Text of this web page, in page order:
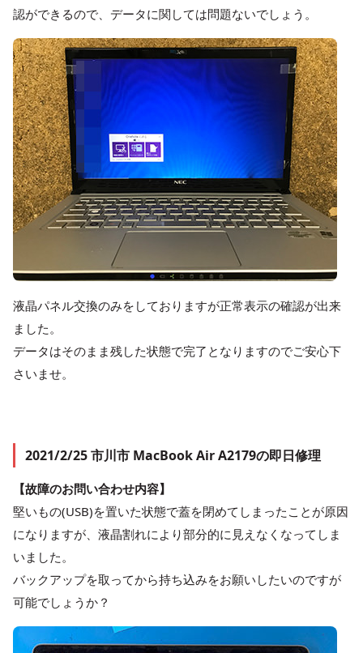
認ができるので、データに関しては問題ないでしょう。
液晶パネル交換のみをしておりますが正常表示の確認が出来
ました。
データはそのまま残した状態で完了となりますのでご安心下
さいませ。
2021/2/25 市川市 MacBook Air A2179の即日修理
【故障のお問い合わせ内容】
堅いもの(USB)を置いた状態で蓋を閉めてしまったことが原因
になりますが、液晶割れにより部分的に見えなくなってしま
いました。
バックアップを取ってから持ち込みをお願いしたいのですが
可能でしょうか？